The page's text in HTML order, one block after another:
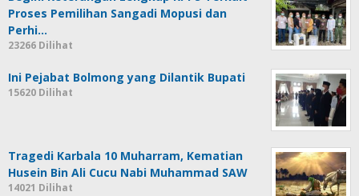
Proses Pemilihan Sangadi Mopusi dan
Perhi…
23266 Dilihat
Ini Pejabat Bolmong yang Dilantik Bupati
15620 Dilihat
Tragedi Karbala 10 Muharram, Kematian
Husein Bin Ali Cucu Nabi Muhammad SAW
14021 Dilihat